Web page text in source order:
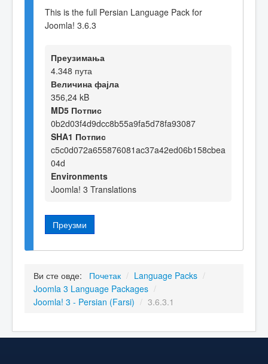
This is the full Persian Language Pack for
Joomla! 3.6.3
Преузимања
4.348 пута
Величина фајла
356,24 kB
MD5 Потпис
0b2d03f4d9dcc8b55a9fa5d78fa93087
SHA1 Потпис
c5c0d072a655876081ac37a42ed06b158cbea
04d
Environments
Joomla! 3 Translations
Преузми
Ви сте овде: Почетак / Language Packs /
Joomla 3 Language Packages /
Joomla! 3 - Persian (Farsi) / 3.6.3.1